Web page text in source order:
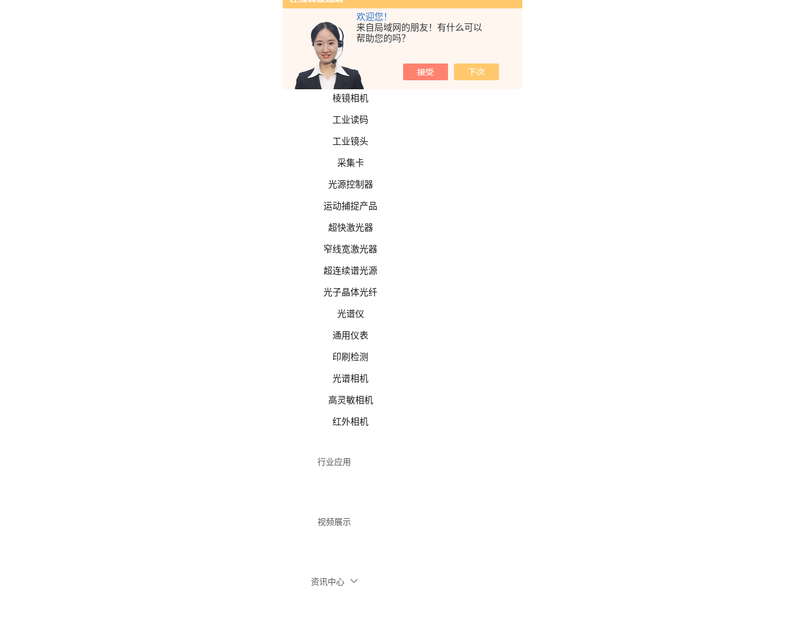
欢迎您！
来自局域网的朋友！有什么可以
帮助您的吗？
面阵相机
特殊相机
高分辨率相机
高速相机
棱镜相机
工业读码
工业镜头
采集卡
光源控制器
运动捕捉产品
超快激光器
窄线宽激光器
超连续谱光源
光子晶体光纤
光谱仪
通用仪表
印刷检测
光谱相机
高灵敏相机
红外相机
行业应用
视频展示
资讯中心